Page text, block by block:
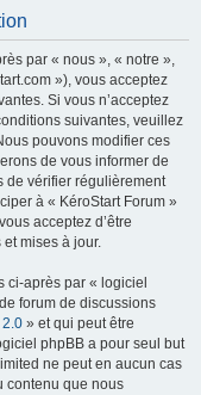
par « nous », « notre »,
»), vous acceptez
Si vous n’acceptez
suivantes, veuillez
pouvons modifier ces
de vous informer de
de vérifier régulièrement
à « KéroStart Forum »
acceptez d’être
mises à jour.
ci-après par « logiciel
forum de discussions
» et qui peut être
phpBB a pour seul but
ne peut en aucun cas
contenu que nous